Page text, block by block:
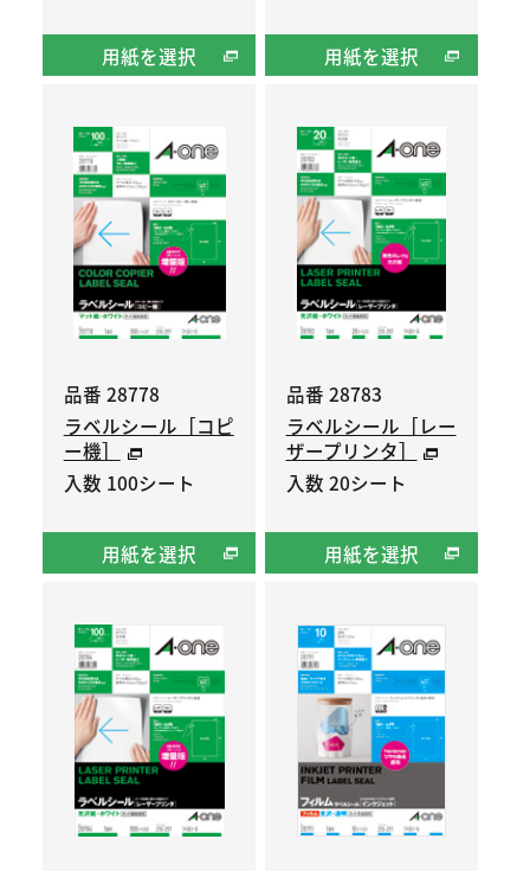
用紙を選択 用紙を選択
品番 28778
ラベルシール［コピ
ー機］
入数 100シート
用紙を選択
品番 28783
ラベルシール［レー
ザープリンタ］
入数 20シート
用紙を選択